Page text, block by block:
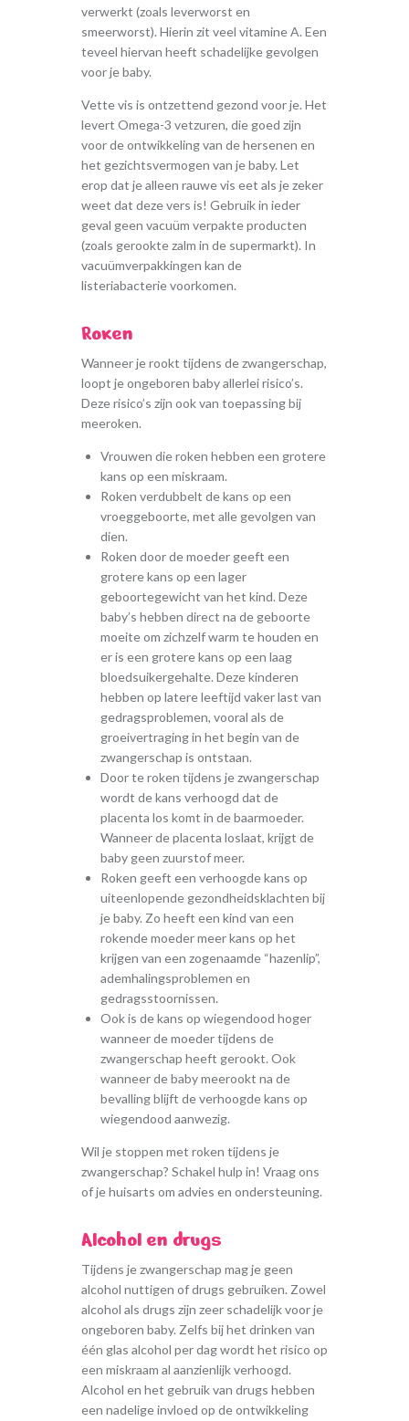
verwerkt (zoals leverworst en
smeerworst). Hierin zit veel vitamine A. Een
teveel hiervan heeft schadelijke gevolgen
voor je baby.
Vette vis is ontzettend gezond voor je. Het
levert Omega-3 vetzuren, die goed zijn
voor de ontwikkeling van de hersenen en
het gezichtsvermogen van je baby. Let
erop dat je alleen rauwe vis eet als je zeker
weet dat deze vers is! Gebruik in ieder
geval geen vacuüm verpakte producten
(zoals gerookte zalm in de supermarkt). In
vacuümverpakkingen kan de
listeriabacterie voorkomen.
Roken
Wanneer je rookt tijdens de zwangerschap,
loopt je ongeboren baby allerlei risico’s.
Deze risico’s zijn ook van toepassing bij
meeroken.
Vrouwen die roken hebben een grotere
kans op een miskraam.
Roken verdubbelt de kans op een
vroeggeboorte, met alle gevolgen van
dien.
Roken door de moeder geeft een
grotere kans op een lager
geboortegewicht van het kind. Deze
baby’s hebben direct na de geboorte
moeite om zichzelf warm te houden en
er is een grotere kans op een laag
bloedsuikergehalte. Deze kinderen
hebben op latere leeftijd vaker last van
gedragsproblemen, vooral als de
groeivertraging in het begin van de
zwangerschap is ontstaan.
Door te roken tijdens je zwangerschap
wordt de kans verhoogd dat de
placenta los komt in de baarmoeder.
Wanneer de placenta loslaat, krijgt de
baby geen zuurstof meer.
Roken geeft een verhoogde kans op
uiteenlopende gezondheidsklachten bij
je baby. Zo heeft een kind van een
rokende moeder meer kans op het
krijgen van een zogenaamde “hazenlip”,
ademhalingsproblemen en
gedragsstoornissen.
Ook is de kans op wiegendood hoger
wanneer de moeder tijdens de
zwangerschap heeft gerookt. Ook
wanneer de baby meerookt na de
bevalling blijft de verhoogde kans op
wiegendood aanwezig.
Wil je stoppen met roken tijdens je
zwangerschap? Schakel hulp in! Vraag ons
of je huisarts om advies en ondersteuning.
Alcohol en drugs
Tijdens je zwangerschap mag je geen
alcohol nuttigen of drugs gebruiken. Zowel
alcohol als drugs zijn zeer schadelijk voor je
ongeboren baby. Zelfs bij het drinken van
één glas alcohol per dag wordt het risico op
een miskraam al aanzienlijk verhoogd.
Alcohol en het gebruik van drugs hebben
een nadelige invloed op de ontwikkeling